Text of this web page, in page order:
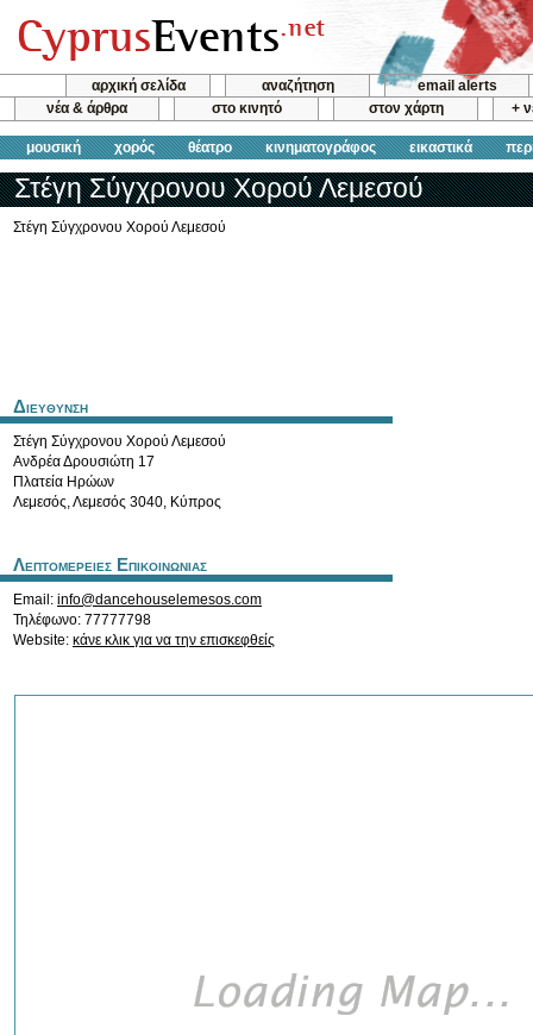
αρχική σελίδα αναζήτηση
email alerts
νέα & άρθρα
στο κινητό στον χάρτη +
μουσική χορός θέατρο κινηματογράφος εικαστικά
Στέγη Σύγχρονου Χορού Λεμεσού
Στέγη Σύγχρονου Χορού Λεμεσού
Διευθυνση
Στέγη Σύγχρονου Χορού Λεμεσού
Ανδρέα Δρουσιώτη 17
Πλατεία Ηρώων
Λεμεσός,Λεμεσός 3040, Κύπρος
Λεπτομερειες Επικοινωνιας
Email: info@dancehouselemesos.com
Τηλέφωνο: 77777798
Website: κάνε κλικ για να την επισκεφθείς